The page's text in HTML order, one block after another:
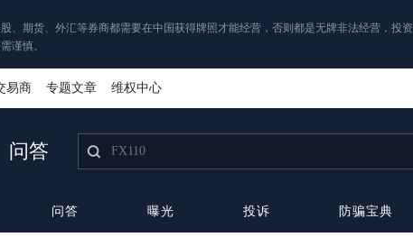
、期货、外汇等券商都需要在中国获得牌照才能经营，否则都是无牌非法经营，投
谨慎。
易商 专题文章 维权中心
问答
问答 曝光 投诉 防骗宝典